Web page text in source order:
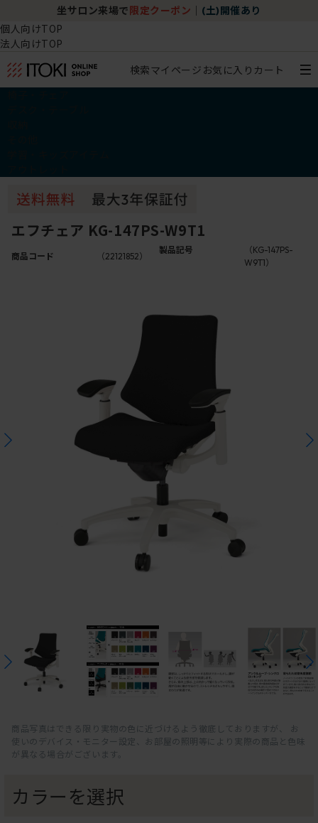
坐サロン来場で 限定クーポン (土)開催あり
個人向けTOP
法人向けTOP
検索マイページ お気に入り カート
エフチェア KG-147PS-W9T1
商品コード （22121852）
製品記号
（KG-147PS-
W9T1）
商品写真はできる限り実物の色に近づけるよう徹底しておりますが、 お
使いのデバイス・モニター設定、お部屋の照明等により実際の商品と色味
が異なる場合がございます。
カラーを選択